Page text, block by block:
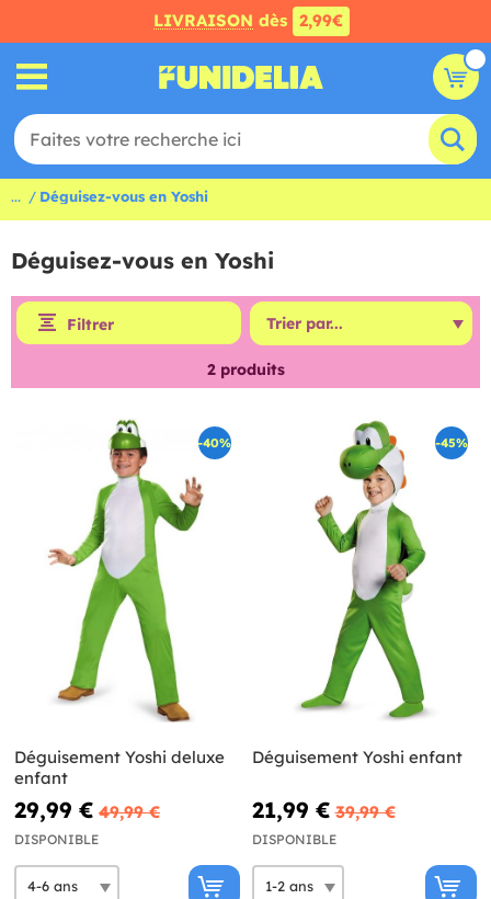
LIVRAISON dès 2,99€
... Déguisez-vous en Yoshi
Déguisez-vous en Yoshi
Filtrer
2produits
-40%
Déguisement Yoshi deluxe
enfant
29,99 € 49,99 €
DISPONIBLE
-45%
Déguisement Yoshi enfant
21,99 € 39,99 €
DISPONIBLE